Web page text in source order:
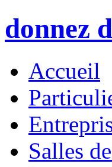
donnez
Accueil
Salles